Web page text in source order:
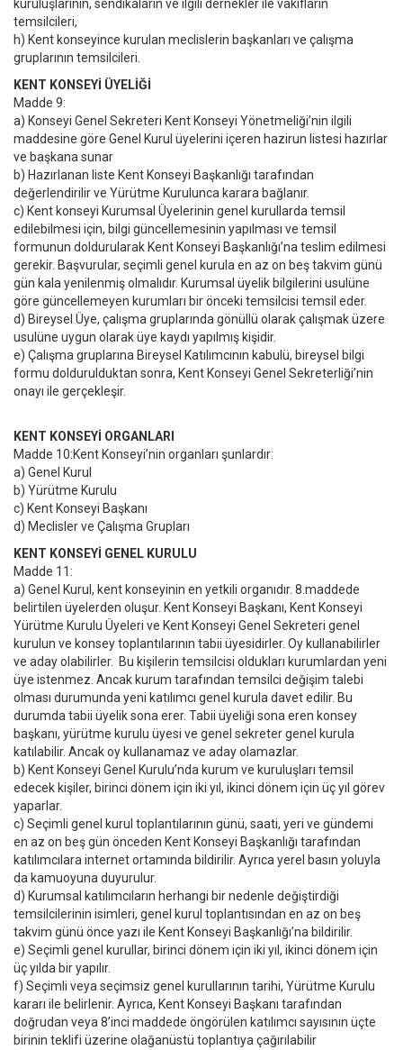
kuruluşlarının, sendikaların ve ilgili dernekler ile vakıfların
temsilcileri,
h) Kent konseyince kurulan meclislerin başkanları ve çalışma
gruplarının temsilcileri.
KENT KONSEYİ ÜYELİĞİ
Madde 9:
a) Konseyi Genel Sekreteri Kent Konseyi Yönetmeliği’nin ilgili
maddesine göre Genel Kurul üyelerini içeren hazirun listesi hazırlar
ve başkana sunar
b) Hazırlanan liste Kent Konseyi Başkanlığı tarafından
değerlendirilir ve Yürütme Kurulunca karara bağlanır.
c) Kent konseyi Kurumsal Üyelerinin genel kurullarda temsil
edilebilmesi için, bilgi güncellemesinin yapılması ve temsil
formunun doldurularak Kent Konseyi Başkanlığı’na teslim edilmesi
gerekir. Başvurular, seçimli genel kurula en az on beş takvim günü
gün kala yenilenmiş olmalıdır. Kurumsal üyelik bilgilerini usulüne
göre güncellemeyen kurumları bir önceki temsilcisi temsil eder.
d) Bireysel Üye, çalışma gruplarında gönüllü olarak çalışmak üzere
usulüne uygun olarak üye kaydı yapılmış kişidir.
e) Çalışma gruplarına Bireysel Katılımcının kabulü, bireysel bilgi
formu doldurulduktan sonra, Kent Konseyi Genel Sekreterliği’nin
onayı ile gerçekleşir.
KENT KONSEYİ ORGANLARI
Madde 10:Kent Konseyi’nin organları şunlardır:
a) Genel Kurul
b) Yürütme Kurulu
c) Kent Konseyi Başkanı
d) Meclisler ve Çalışma Grupları
KENT KONSEYİ GENEL KURULU
Madde 11:
a) Genel Kurul, kent konseyinin en yetkili organıdır. 8.maddede
belirtilen üyelerden oluşur. Kent Konseyi Başkanı, Kent Konseyi
Yürütme Kurulu Üyeleri ve Kent Konseyi Genel Sekreteri genel
kurulun ve konsey toplantılarının tabii üyesidirler. Oy kullanabilirler
ve aday olabilirler. Bu kişilerin temsilcisi oldukları kurumlardan yeni
üye istenmez. Ancak kurum tarafından temsilci değişim talebi
olması durumunda yeni katılımcı genel kurula davet edilir. Bu
durumda tabii üyelik sona erer. Tabii üyeliği sona eren konsey
başkanı, yürütme kurulu üyesi ve genel sekreter genel kurula
katılabilir. Ancak oy kullanamaz ve aday olamazlar.
b) Kent Konseyi Genel Kurulu’nda kurum ve kuruluşları temsil
edecek kişiler, birinci dönem için iki yıl, ikinci dönem için üç yıl görev
yaparlar.
c) Seçimli genel kurul toplantılarının günü, saati, yeri ve gündemi
en az on beş gün önceden Kent Konseyi Başkanlığı tarafından
katılımcılara internet ortamında bildirilir. Ayrıca yerel basın yoluyla
da kamuoyuna duyurulur.
d) Kurumsal katılımcıların herhangi bir nedenle değiştirdiği
temsilcilerinin isimleri, genel kurul toplantısından en az on beş
takvim günü önce yazı ile Kent Konseyi Başkanlığı’na bildirilir.
e) Seçimli genel kurullar, birinci dönem için iki yıl, ikinci dönem için
üç yılda bir yapılır.
f) Seçimli veya seçimsiz genel kurullarının tarihi, Yürütme Kurulu
kararı ile belirlenir. Ayrıca, Kent Konseyi Başkanı tarafından
doğrudan veya 8’inci maddede öngörülen katılımcı sayısının üçte
birinin teklifi üzerine olağanüstü toplantıya çağırılabilir